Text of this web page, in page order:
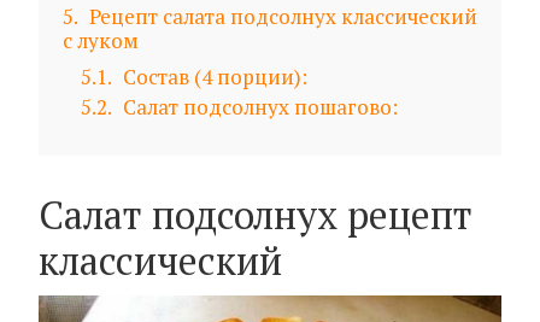
5
Рецепт салата подсолнух классический
с луком
5.1
Состав (4 порции):
5.2
Салат подсолнух пошагово:
Салат подсолнух рецепт
классический